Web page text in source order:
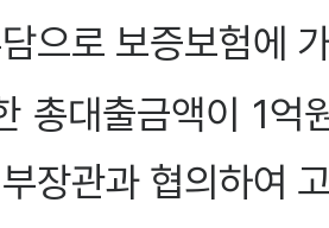
으로 보증보험에
총대출금액이 1억
장관과 협의하여